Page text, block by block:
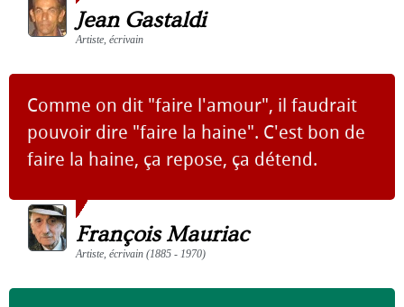
Jean Gastaldi
Artiste, écrivain
Comme on dit "faire l'amour", il faudrait
pouvoir dire "faire la haine". C'est bon de
faire la haine, ça repose, ça détend.
François Mauriac
Artiste, écrivain (1885 - 1970)